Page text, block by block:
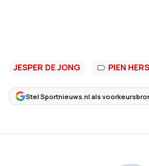
JESPER DE JONG PIEN
Stel Sportnieuws.nl als